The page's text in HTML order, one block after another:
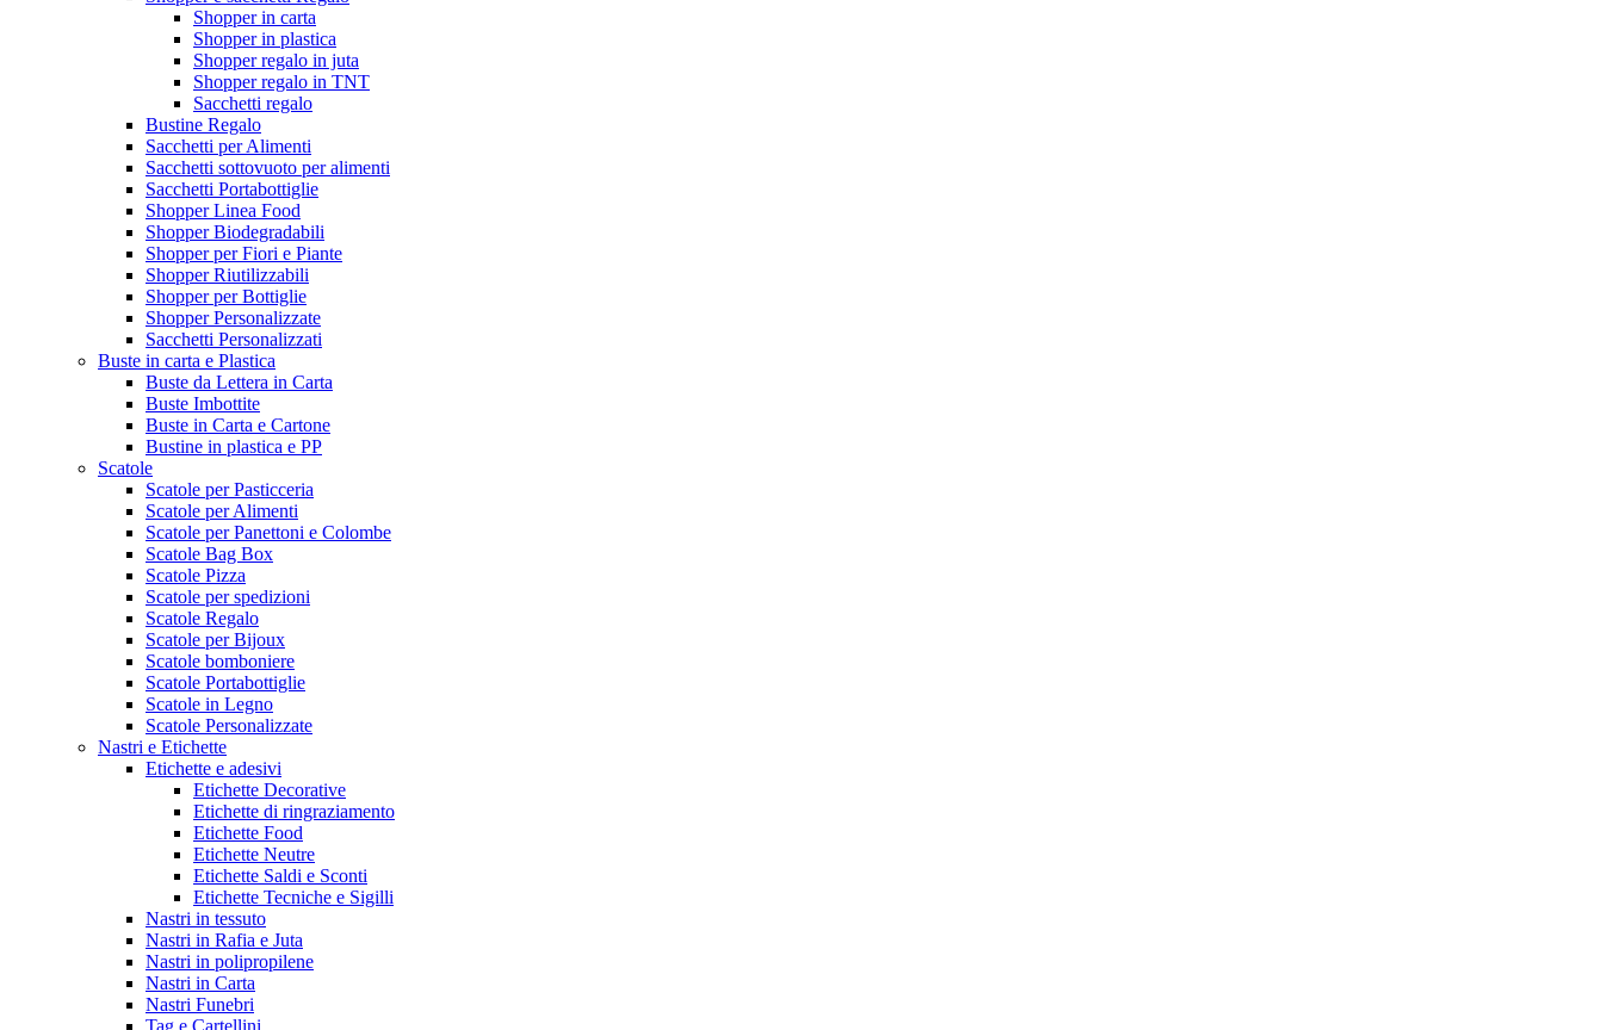
Shopper in carta
Shopper in plastica
Shopper regalo in juta
Shopper regalo in TNT
Sacchetti regalo
Bustine Regalo
Sacchetti per Alimenti
Sacchetti sottovuoto per alimenti
Sacchetti Portabottiglie
Shopper Linea Food
Shopper Biodegradabili
Shopper per Fiori e Piante
Shopper Riutilizzabili
Shopper per Bottiglie
Shopper Personalizzate
Sacchetti Personalizzati
Buste in carta e Plastica
Buste da Lettera in Carta
Buste Imbottite
Buste in Carta e Cartone
Bustine in plastica e PP
Scatole
Scatole per Pasticceria
Scatole per Alimenti
Scatole per Panettoni e Colombe
Scatole Bag Box
Scatole Pizza
Scatole per spedizioni
Scatole Regalo
Scatole per Bijoux
Scatole bomboniere
Scatole Portabottiglie
Scatole in Legno
Scatole Personalizzate
Nastri e Etichette
Etichette e adesivi
Etichette Decorative
Etichette di ringraziamento
Etichette Food
Etichette Neutre
Etichette Saldi e Sconti
Etichette Tecniche e Sigilli
Nastri in tessuto
Nastri in Rafia e Juta
Nastri in polipropilene
Nastri in Carta
Nastri Funebri
Tag e Cartellini